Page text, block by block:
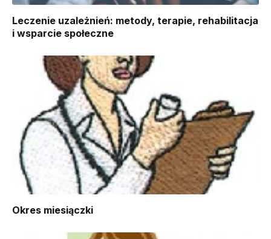
Leczenie uzależnień: metody, terapie, rehabilitacja
i wsparcie społeczne
Okres miesiączki